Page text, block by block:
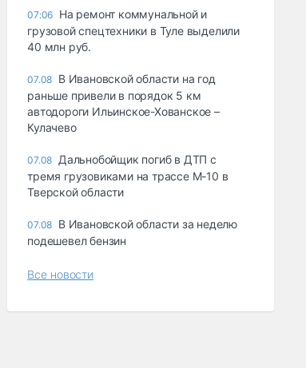
07:06 На ремонт коммунальной и
грузовой спецтехники в Туле выделили
40 млн руб.
07.08 В Ивановской области на год
раньше привели в порядок 5 км
автодороги Ильинское-Хованское –
Кулачево
07.08 Дальнобойщик погиб в ДТП с
тремя грузовиками на трассе М-10 в
Тверской области
07.08 В Ивановской области за неделю
подешевел бензин
Все новости